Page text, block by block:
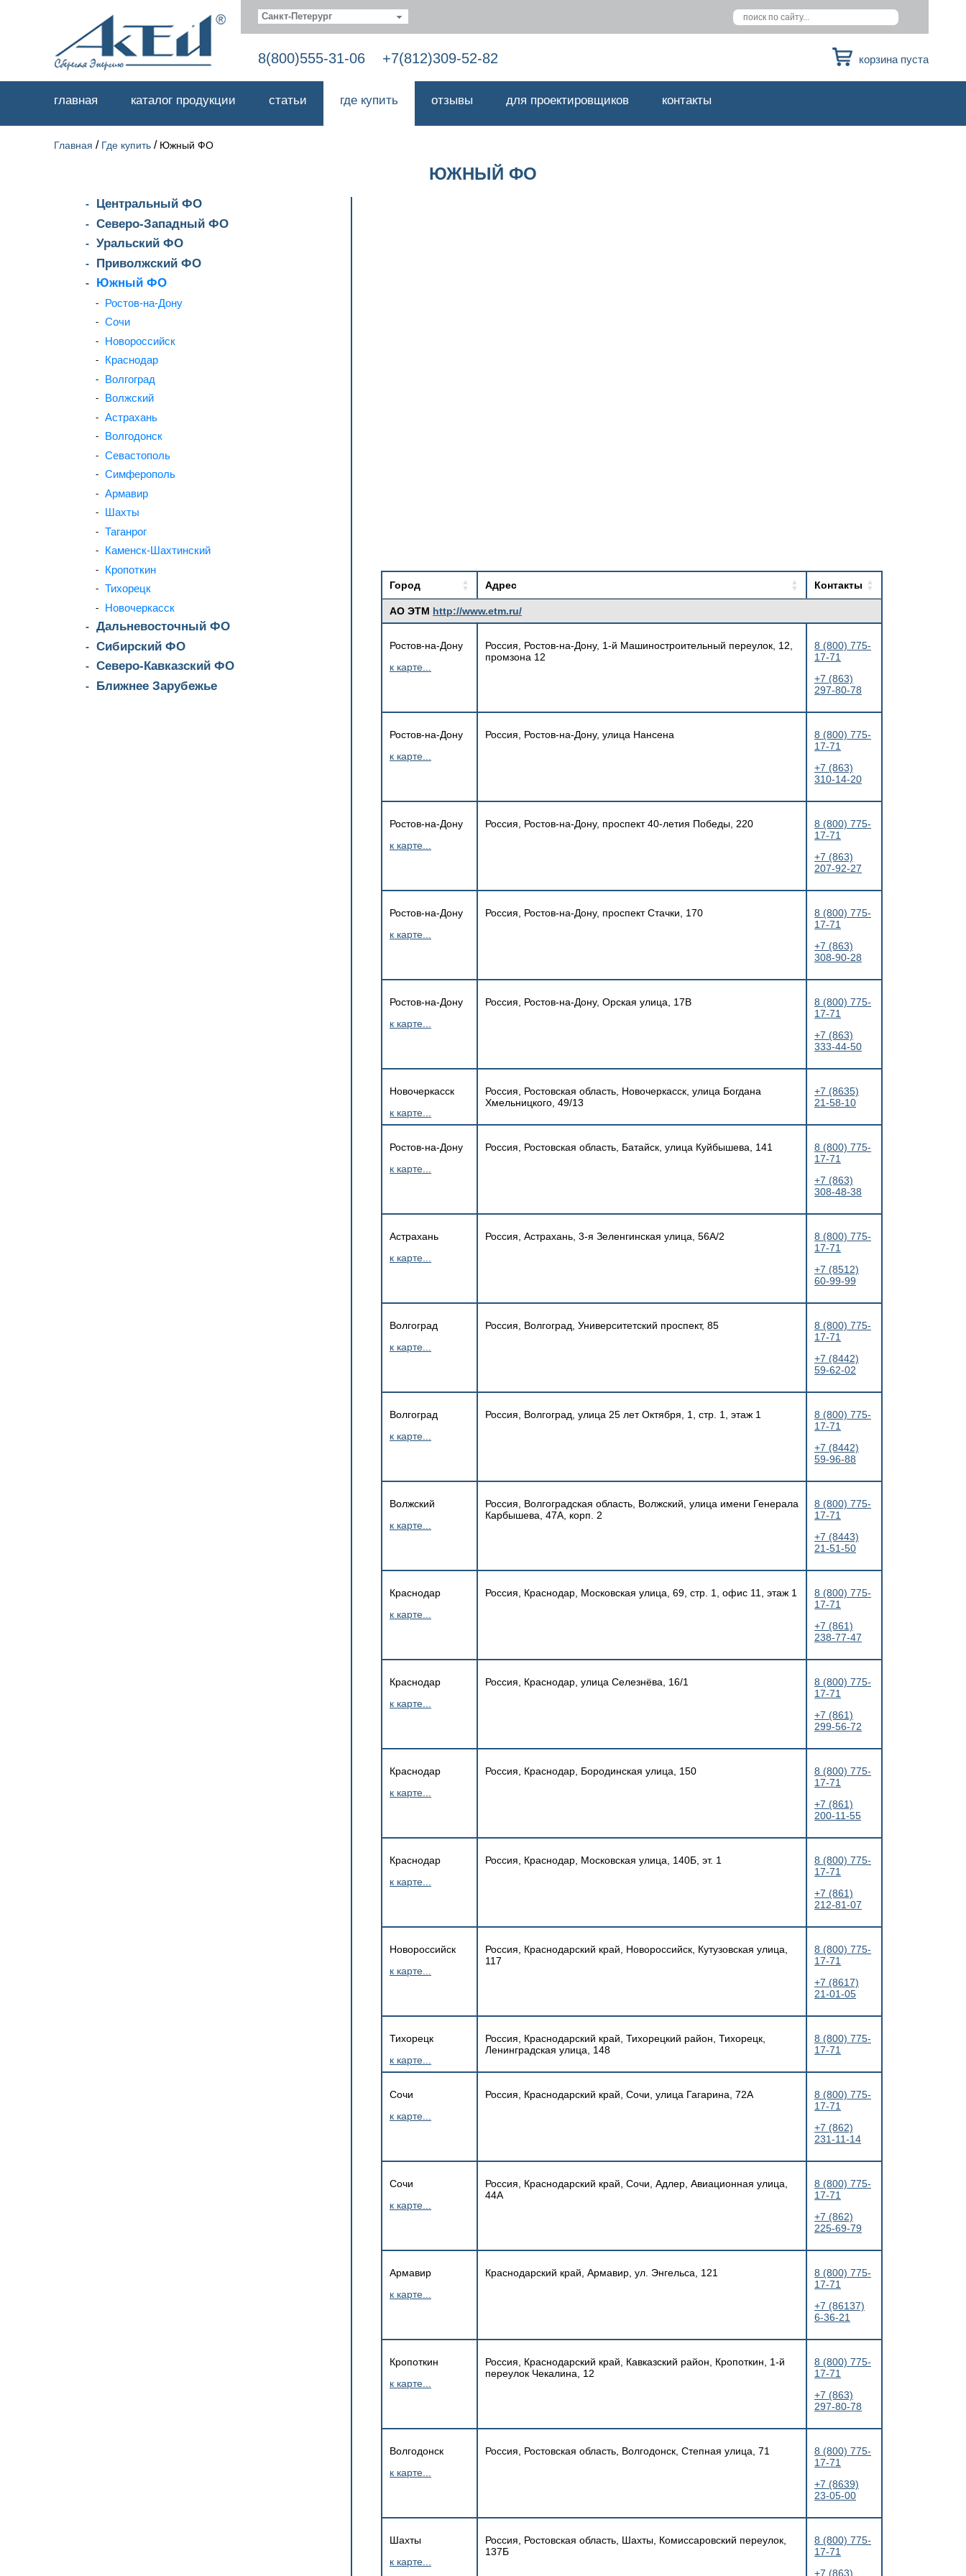
Санкт-Петерург
8(800)555-31-06 +7(812)309-52-82 корзина пуста
главная каталог продукции статьи где купить отзывы для проектировщиков контакты
Главная / Где купить / Южный ФО
ЮЖНЫЙ ФО
Центральный ФО
Северо-Западный ФО
Уральский ФО
Приволжский ФО
Южный ФО
Ростов-на-Дону
Сочи
Новороссийск
Краснодар
Волгоград
Волжский
Астрахань
Волгодонск
Севастополь
Симферополь
Армавир
Шахты
Таганрог
Каменск-Шахтинский
Кропоткин
Тихорецк
Новочеркасск
Дальневосточный ФО
Сибирский ФО
Северо-Кавказский ФО
Ближнее Зарубежье
Город Адрес Контакты
АО ЭТМ http://www.etm.ru/
Ростов-на-Дону
к карте...
Россия, Ростов-на-Дону, 1-й Машиностроительный переулок, 12,
промзона 12
8 (800) 775-
17-71
+7 (863)
297-80-78
Ростов-на-Дону
к карте...
Россия, Ростов-на-Дону, улица Нансена
8 (800) 775-
17-71
+7 (863)
310-14-20
Ростов-на-Дону
к карте...
Россия, Ростов-на-Дону, проспект 40-летия Победы, 220
8 (800) 775-
17-71
+7 (863)
207-92-27
Ростов-на-Дону
к карте...
Россия, Ростов-на-Дону, проспект Стачки, 170
8 (800) 775-
17-71
+7 (863)
308-90-28
Ростов-на-Дону
к карте...
Россия, Ростов-на-Дону, Орская улица, 17В
8 (800) 775-
17-71
+7 (863)
333-44-50
Новочеркасск
к карте...
Россия, Ростовская область, Новочеркасск, улица Богдана
Хмельницкого, 49/13
+7 (8635)
21-58-10
Ростов-на-Дону
к карте...
Россия, Ростовская область, Батайск, улица Куйбышева, 141
8 (800) 775-
17-71
+7 (863)
308-48-38
Астрахань
к карте...
Россия, Астрахань, 3-я Зеленгинская улица, 56А/2
8 (800) 775-
17-71
+7 (8512)
60-99-99
Волгоград
к карте...
Россия, Волгоград, Университетский проспект, 85
8 (800) 775-
17-71
+7 (8442)
59-62-02
Волгоград
к карте...
Россия, Волгоград, улица 25 лет Октября, 1, стр. 1, этаж 1
8 (800) 775-
17-71
+7 (8442)
59-96-88
Волжский
к карте...
Россия, Волгоградская область, Волжский, улица имени Генерала
Карбышева, 47А, корп. 2
8 (800) 775-
17-71
+7 (8443)
21-51-50
Краснодар
к карте...
Россия, Краснодар, Московская улица, 69, стр. 1, офис 11, этаж 1
8 (800) 775-
17-71
+7 (861)
238-77-47
Краснодар
к карте...
Россия, Краснодар, улица Селезнёва, 16/1
8 (800) 775-
17-71
+7 (861)
299-56-72
Краснодар
к карте...
Россия, Краснодар, Бородинская улица, 150
8 (800) 775-
17-71
+7 (861)
200-11-55
Краснодар
к карте...
Россия, Краснодар, Московская улица, 140Б, эт. 1
8 (800) 775-
17-71
+7 (861)
212-81-07
Новороссийск
к карте...
Россия, Краснодарский край, Новороссийск, Кутузовская улица,
117
8 (800) 775-
17-71
+7 (8617)
21-01-05
Тихорецк
к карте...
Россия, Краснодарский край, Тихорецкий район, Тихорецк,
Ленинградская улица, 148
8 (800) 775-
17-71
Сочи
к карте...
Россия, Краснодарский край, Сочи, улица Гагарина, 72А
8 (800) 775-
17-71
+7 (862)
231-11-14
Сочи
к карте...
Россия, Краснодарский край, Сочи, Адлер, Авиационная улица,
44А
8 (800) 775-
17-71
+7 (862)
225-69-79
Армавир
к карте...
Краснодарский край, Армавир, ул. Энгельса, 121
8 (800) 775-
17-71
+7 (86137)
6-36-21
Кропоткин
к карте...
Россия, Краснодарский край, Кавказский район, Кропоткин, 1-й
переулок Чекалина, 12
8 (800) 775-
17-71
+7 (863)
297-80-78
Волгодонск
к карте...
Россия, Ростовская область, Волгодонск, Степная улица, 71
8 (800) 775-
17-71
+7 (8639)
23-05-00
Шахты
к карте...
Россия, Ростовская область, Шахты, Комиссаровский переулок,
137Б
8 (800) 775-
17-71
+7 (863)